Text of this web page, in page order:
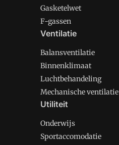
Gasketelwet
F-gassen
Ventilatie
Balansventilatie
Binnenklimaat
Luchtbehandeling
Mechanische ventilatie
Utiliteit
Onderwijs
Sportaccomodatie